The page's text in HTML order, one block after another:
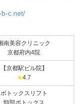
b-c.net/
南美容クリニック
京都府内4院
【京都駅ビル院】
★4.7
ボトックスリフト
頸部ボトックス